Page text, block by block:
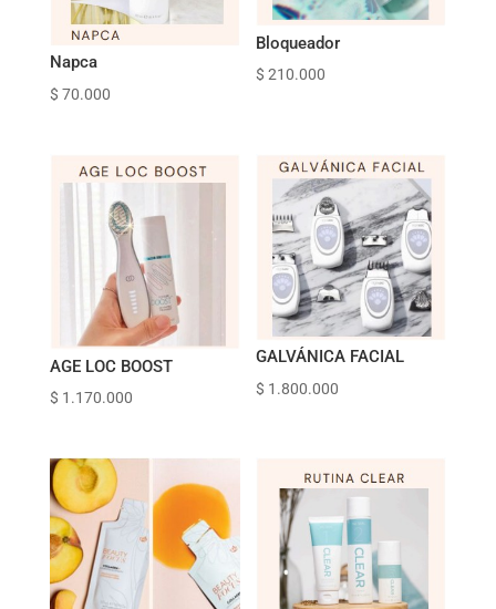
Napca
$ 70.000
Bloqueador
$ 210.000
AGE LOC BOOST
$ 1.170.000
GALVÁNICA FACIAL
$ 1.800.000